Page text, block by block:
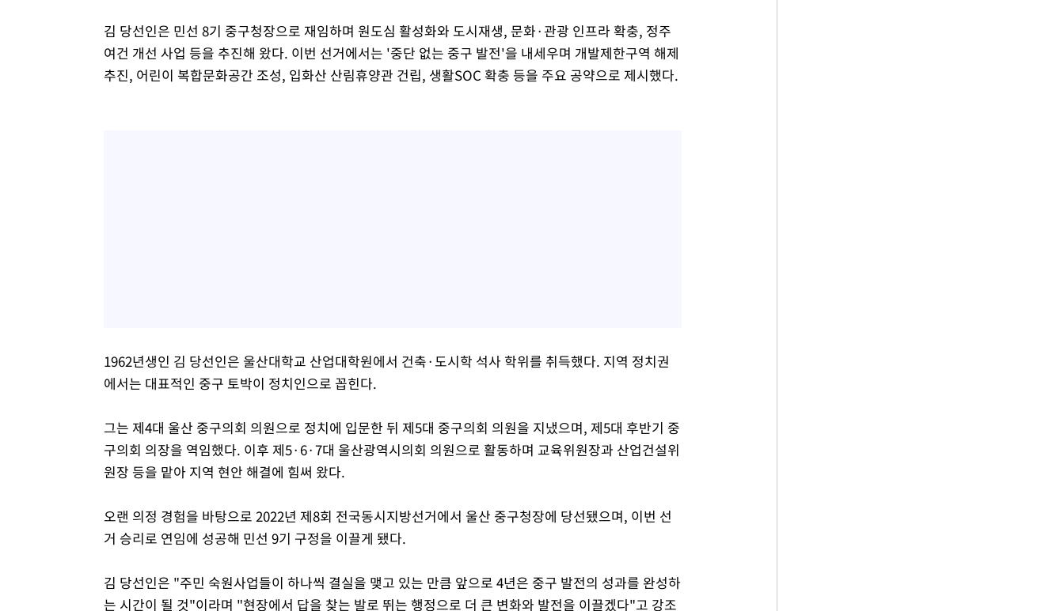
김 당선인은 민선 8기 중구청장으로 재임하며 원도심 활성화와 도시재생, 문화·관광 인프라 확충, 정주
여건 개선 사업 등을 추진해 왔다. 이번 선거에서는 '중단 없는 중구 발전'을 내세우며 개발제한구역 해제
추진, 어린이 복합문화공간 조성, 입화산 산림휴양관 건립, 생활SOC 확충 등을 주요 공약으로 제시했다.
1962년생인 김 당선인은 울산대학교 산업대학원에서 건축·도시학 석사 학위를 취득했다. 지역 정치권
에서는 대표적인 중구 토박이 정치인으로 꼽힌다.
그는 제4대 울산 중구의회 의원으로 정치에 입문한 뒤 제5대 중구의회 의원을 지냈으며, 제5대 후반기 중
구의회 의장을 역임했다. 이후 제5·6·7대 울산광역시의회 의원으로 활동하며 교육위원장과 산업건설위
원장 등을 맡아 지역 현안 해결에 힘써 왔다.
오랜 의정 경험을 바탕으로 2022년 제8회 전국동시지방선거에서 울산 중구청장에 당선됐으며, 이번 선
거 승리로 연임에 성공해 민선 9기 구정을 이끌게 됐다.
김 당선인은 "주민 숙원사업들이 하나씩 결실을 맺고 있는 만큼 앞으로 4년은 중구 발전의 성과를 완성하
는 시간이 될 것"이라며 "현장에서 답을 찾는 발로 뛰는 행정으로 더 큰 변화와 발전을 이끌겠다"고 강조